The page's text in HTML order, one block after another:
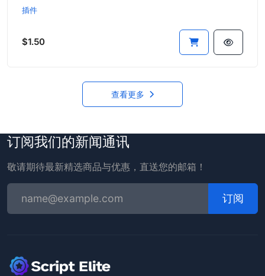
插件
$1.50
查看更多
订阅我们的新闻通讯
敬请期待最新精选商品与优惠，直送您的邮箱！
订阅